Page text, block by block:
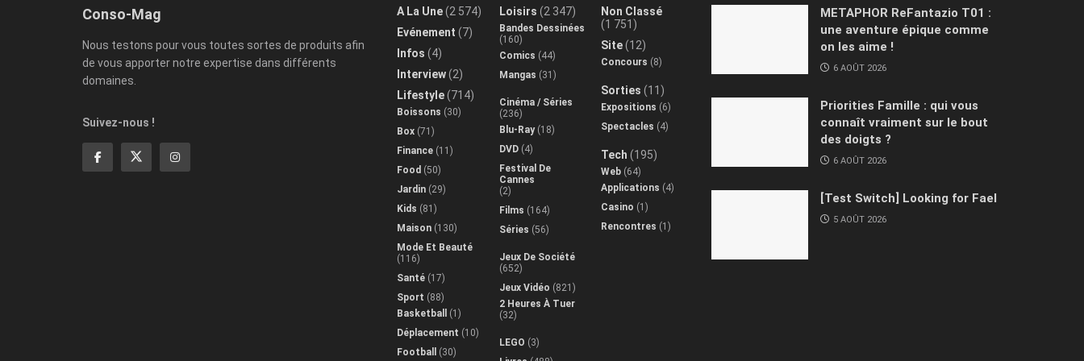
Conso-Mag
Nous testons pour vous toutes sortes de produits afin
de vous apporter notre expertise dans différents
domaines.
Suivez-nous !
A La Une(2 574)
Evénement (7)
Infos (4)
Interview(2)
Lifestyle(714)
Boissons (30)
Box (71)
Finance (11)
Food (50)
Jardin (29)
Kids (81)
Maison (130)
Mode Et Beauté
(116)
Santé (17)
Sport (88)
Basketball
(1)
Déplacement (10)
Football
(30)
Loisirs (2 347)
Bandes Dessinées
(160)
Comics (44)
Mangas (31)
Cinéma / Séries
(236)
Blu-Ray(18)
DVD(4)
Festival De
Cannes
(2)
Films (164)
Séries (56)
Jeux De Société
(652)
Jeux Vidéo (821)
2 Heures À Tuer
(32)
LEGO (3)
Non Classé
(1 751)
Site(12)
Concours (8)
Sorties (11)
Expositions (6)
Spectacles (4)
Tech (195)
Web (64)
Applications (4)
Casino (1)
Rencontres (1)
METAPHOR ReFantazio T01 :
une aventure épique comme
on les aime !
6 AOÛT 2026
Priorities Famille : qui vous
connaît vraiment sur le bout
des doigts ?
6 AOÛT 2026
[Test Switch] Looking for Fael
5 AOÛT 2026